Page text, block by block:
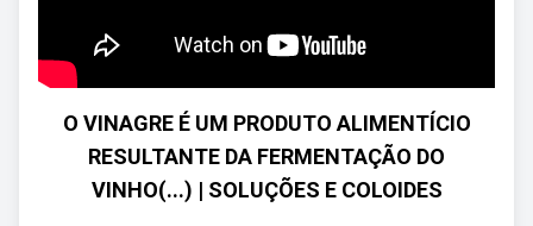
O VINAGRE É UM PRODUTO ALIMENTÍCIO
RESULTANTE DA FERMENTAÇÃO DO
VINHO(...) | SOLUÇÕES E COLOIDES